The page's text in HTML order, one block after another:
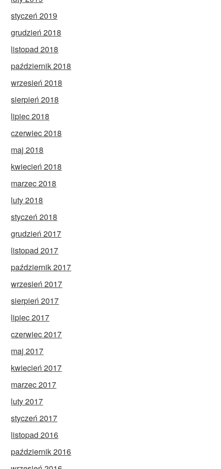
styczeń 2019
grudzień 2018
listopad 2018
październik 2018
wrzesień 2018
sierpień 2018
lipiec 2018
czerwiec 2018
maj 2018
kwiecień 2018
marzec 2018
luty 2018
styczeń 2018
grudzień 2017
listopad 2017
październik 2017
wrzesień 2017
sierpień 2017
lipiec 2017
czerwiec 2017
maj 2017
kwiecień 2017
marzec 2017
luty 2017
styczeń 2017
listopad 2016
październik 2016